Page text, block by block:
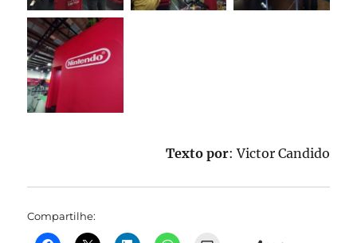
Texto por: Victor Candido
Compartilhe: